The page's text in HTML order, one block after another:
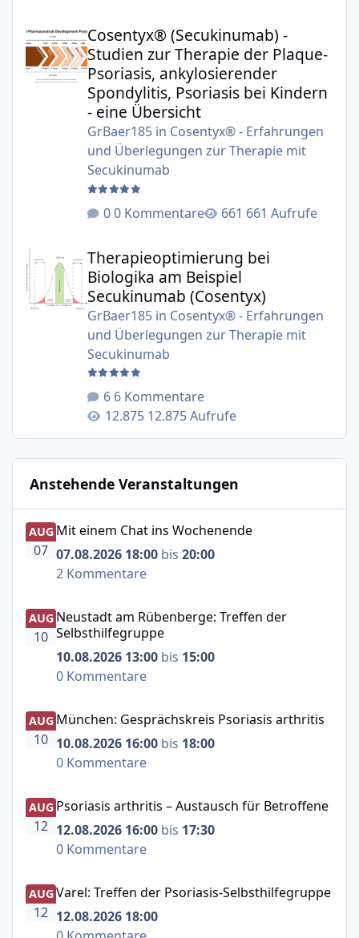
Cosentyx® (Secukinumab) -
Studien zur Therapie der Plaque-
Psoriasis, ankylosierender
Spondylitis, Psoriasis bei Kindern
- eine Übersicht
GrBaer185in Cosentyx® - Erfahrungen
und Überlegungen zur Therapie mit
Secukinumab
0 Kommentare
661 Aufrufe
Therapieoptimierung bei Biologika am Beispiel
Therapieoptimierung bei
Biologika am Beispiel
Secukinumab (Cosentyx)
GrBaer185in Cosentyx® - Erfahrungen
und Überlegungen zur Therapie mit
Secukinumab
6 Kommentare
12.875 Aufrufe
Anstehende Veranstaltungen
Mit einem Chat ins Wochenende
AUG
07
Mit einem Chat ins Wochenende
07.08.2026 18:00 bis 20:00
2 Kommentare
Neustadt am Rübenberge: Treffen der Selbsthilfegruppe
AUG
10
Neustadt am Rübenberge: Treffen der
Selbsthilfegruppe
10.08.2026 13:00 bis 15:00
0 Kommentare
München: Gesprächskreis Psoriasis arthritis
AUG
10
München: Gesprächskreis Psoriasis arthritis
10.08.2026 16:00 bis 18:00
0 Kommentare
Psoriasis arthritis – Austausch für Betroffene
AUG
12
Psoriasis arthritis – Austausch für Betroffene
12.08.2026 16:00 bis 17:30
0 Kommentare
Varel: Treffen der Psoriasis-Selbsthilfegruppe
AUG
12
Varel: Treffen der Psoriasis-Selbsthilfegruppe
12.08.2026 18:00